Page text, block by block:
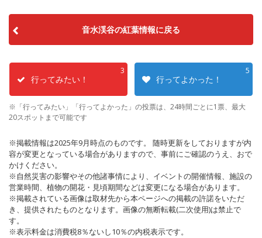
音水渓谷の紅葉情報に戻る
3
行ってみたい！
5
行ってよかった！
※「行ってみたい」「行ってよかった」の投票は、24時間ごとに1票、最大
20スポットまで可能です
※掲載情報は2025年9月時点のものです。 随時更新をしておりますが内
容が変更となっている場合がありますので、事前にご確認のうえ、おで
かけください。
※自然災害の影響やその他諸事情により、イベントの開催情報、施設の
営業時間、植物の開花・見頃期間などは変更になる場合があります。
※掲載されている画像は取材先から本ページへの掲載の許諾をいただ
き、提供されたものとなります。画像の無断転載(二次使用)は禁止で
す。
※表示料金は消費税8％ないし10％の内税表示です。